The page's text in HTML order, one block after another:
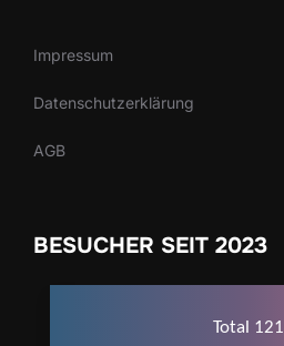
Impressum
Datenschutzerklärung
AGB
BESUCHER SEIT 2023
Total 121